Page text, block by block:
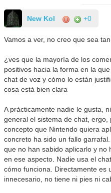
New Kol +0
Vamos a ver, no creo que sea
¿ves que la mayoría de los
positivos hacia la forma en la
chat de voz y cómo lo están
cosa está bien clara
A prácticamente nadie le gusta,
general el sistema de chat,
concepto que Nintendo quiera
concreto ha sido un fallo
que no han sabido aplicarlo y no
en ese aspecto. Nadie usa el
cómo funciona. Directamente es
innecesario, no tiene ni pies ni